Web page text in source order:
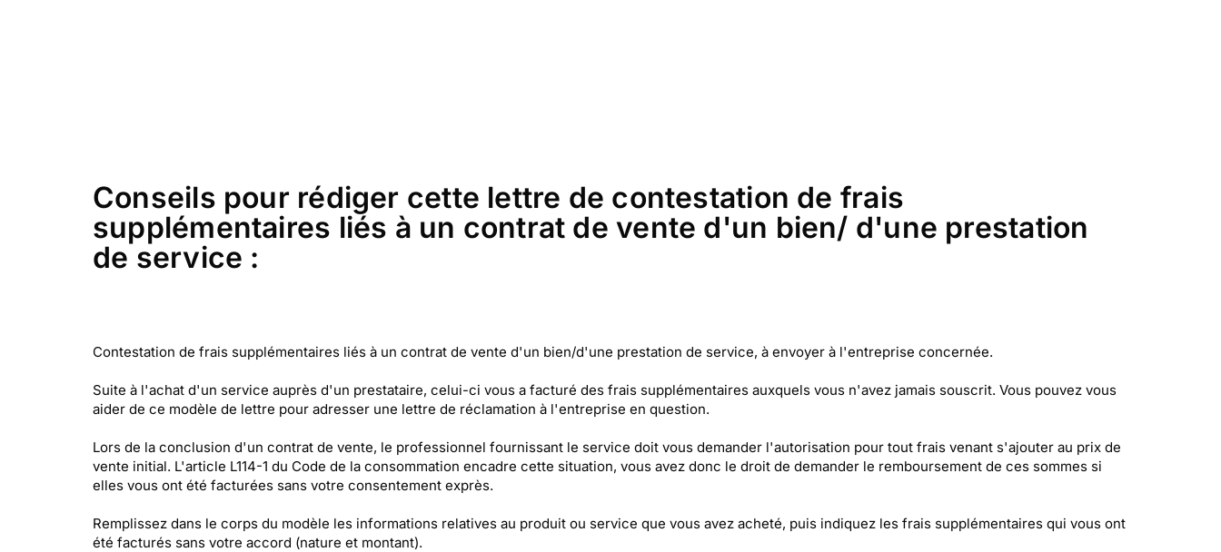
Conseils pour rédiger cette lettre de contestation de frais
supplémentaires liés à un contrat de vente d'un bien/ d'une prestation
de service :
Contestation de frais supplémentaires liés à un contrat de vente d'un bien/d'une prestation de service, à envoyer à l'entreprise concernée.
Suite à l'achat d'un service auprès d'un prestataire, celui-ci vous a facturé des frais supplémentaires auxquels vous n'avez jamais souscrit. Vous pouvez vous
aider de ce modèle de lettre pour adresser une lettre de réclamation à l'entreprise en question.
Lors de la conclusion d'un contrat de vente, le professionnel fournissant le service doit vous demander l'autorisation pour tout frais venant s'ajouter au prix de
vente initial. L'article L114-1 du Code de la consommation encadre cette situation, vous avez donc le droit de demander le remboursement de ces sommes si
elles vous ont été facturées sans votre consentement exprès.
Remplissez dans le corps du modèle les informations relatives au produit ou service que vous avez acheté, puis indiquez les frais supplémentaires qui vous ont
été facturés sans votre accord (nature et montant).